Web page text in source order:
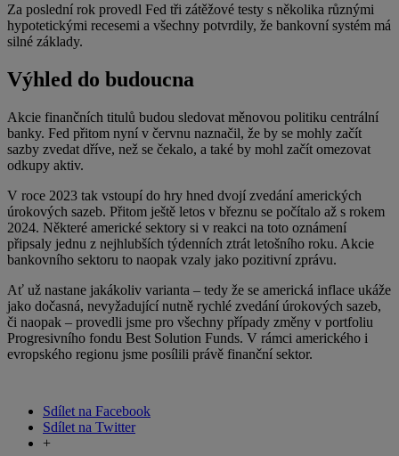
Za poslední rok provedl Fed tři zátěžové testy s několika různými
hypotetickými recesemi a všechny potvrdily, že bankovní systém má
silné základy.
Výhled do budoucna
Akcie finančních titulů budou sledovat měnovou politiku centrální
banky. Fed přitom nyní v červnu naznačil, že by se mohly začít
sazby zvedat dříve, než se čekalo, a také by mohl začít omezovat
odkupy aktiv.
V roce 2023 tak vstoupí do hry hned dvojí zvedání amerických
úrokových sazeb. Přitom ještě letos v březnu se počítalo až s rokem
2024. Některé americké sektory si v reakci na toto oznámení
připsaly jednu z nejhlubších týdenních ztrát letošního roku. Akcie
bankovního sektoru to naopak vzaly jako pozitivní zprávu.
Ať už nastane jakákoliv varianta – tedy že se americká inflace ukáže
jako dočasná, nevyžadující nutně rychlé zvedání úrokových sazeb,
či naopak – provedli jsme pro všechny případy změny v portfoliu
Progresivního fondu Best Solution Funds. V rámci amerického i
evropského regionu jsme posílili právě finanční sektor.
Sdílet na Facebook
Sdílet na Twitter
+